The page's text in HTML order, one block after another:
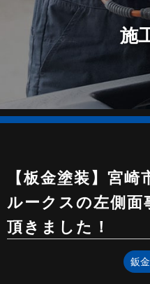
施
【板金塗装】宮
ルークスの左側面
頂きました！
鈑